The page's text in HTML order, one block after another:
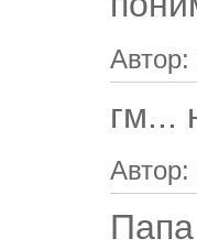
Автор:
гм...
Автор: